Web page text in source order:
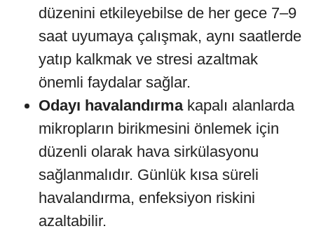
düzenini etkileyebilse de her gece 7–9
saat uyumaya çalışmak, aynı saatlerde
yatıp kalkmak ve stresi azaltmak
önemli faydalar sağlar.
Odayı havalandırmakapalı alanlarda
mikropların birikmesini önlemek için
düzenli olarak hava sirkülasyonu
sağlanmalıdır. Günlük kısa süreli
havalandırma, enfeksiyon riskini
azaltabilir.